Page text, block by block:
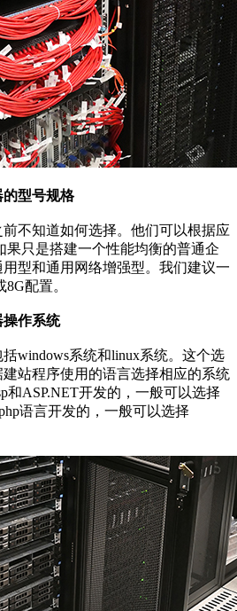
型号规格
不知道如何选择。他们可以根据应
果只是搭建一个性能均衡的普通企
型和通用网络增强型。我们建议一
配置。
操作系统
windows系统和linux系统。这个选
站程序使用的语言选择相应的系统
和ASP.NET开发的，一般可以选择
语言开发的，一般可以选择